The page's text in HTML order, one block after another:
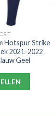
Hotspur Strike
2021-2022
Geel